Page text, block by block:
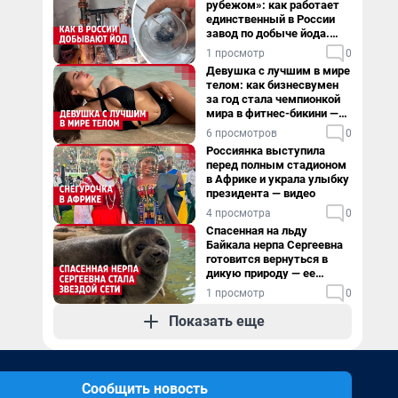
рубежом»: как работает
единственный в России
завод по добыче йода.
Видео
1 просмотр 0
Девушка с лучшим в мире
телом: как бизнесвумен
за год стала чемпионкой
мира в фитнес-бикини —
видео
6 просмотров 0
Россиянка выступила
перед полным стадионом
в Африке и украла улыбку
президента — видео
4 просмотра 0
Спасенная на льду
Байкала нерпа Сергеевна
готовится вернуться в
дикую природу — ее
видеоистория
1 просмотр 0
Показать еще
Сообщить новость